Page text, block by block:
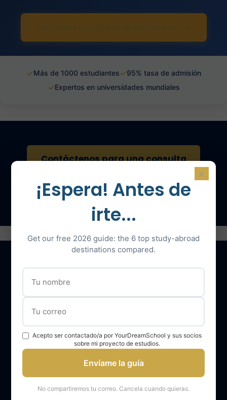
✓Más de 1000 estudiantes✓95% tasa de admisión
✓Expertos en universidades mundiales
Contáctenos para una consulta
Hable con un experto
Nuestros servicios
YourDreamSchool, un socio para su éxito
Obtener apoyo
Opiniones de los alumnos de YourDreamSchool
Resultados de los alumnos de YourDreamSchool
×
¡Espera! Antes de
irte...
Get our free 2026 guide: the 6 top study-abroad
destinations compared.
Acepto ser contactado/a por YourDreamSchool y sus socios
sobre mi proyecto de estudios.
Envíame la guía
No compartiremos tu correo. Cancela cuando quieras.